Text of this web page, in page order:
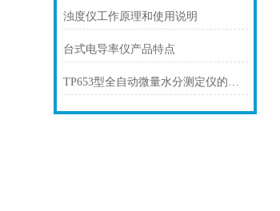
浊度仪工作原理和使用说明
台式电导率仪产品特点
TP653型全自动微量水分测定仪的功能特点